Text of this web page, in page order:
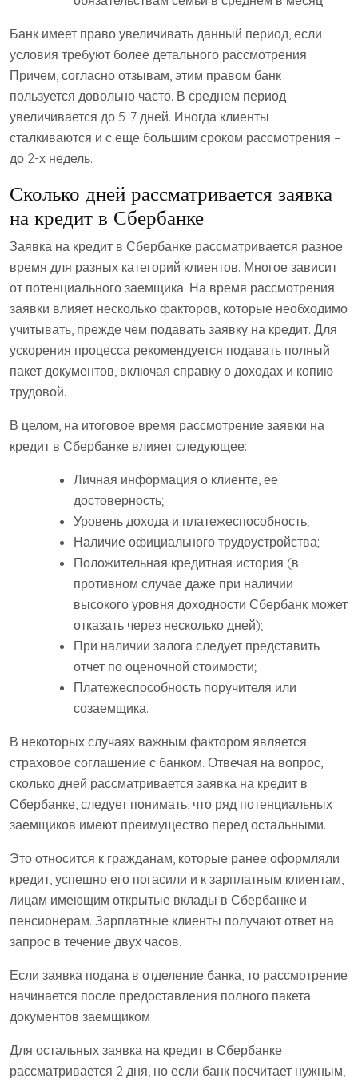
Банк имеет право увеличивать данный период, если
условия требуют более детального рассмотрения.
Причем, согласно отзывам, этим правом банк
пользуется довольно часто. В среднем период
увеличивается до 5-7 дней. Иногда клиенты
сталкиваются и с еще большим сроком рассмотрения –
до 2-х недель.
Сколько дней рассматривается заявка
на кредит в Сбербанке
Заявка на кредит в Сбербанке рассматривается разное
время для разных категорий клиентов. Многое зависит
от потенциального заемщика. На время рассмотрения
заявки влияет несколько факторов, которые необходимо
учитывать, прежде чем подавать заявку на кредит. Для
ускорения процесса рекомендуется подавать полный
пакет документов, включая справку о доходах и копию
трудовой.
В целом, на итоговое время рассмотрение заявки на
кредит в Сбербанке влияет следующее:
Личная информация о клиенте, ее
достоверность;
Уровень дохода и платежеспособность;
Наличие официального трудоустройства;
Положительная кредитная история (в
противном случае даже при наличии
высокого уровня доходности Сбербанк может
отказать через несколько дней);
При наличии залога следует представить
отчет по оценочной стоимости;
Платежеспособность поручителя или
созаемщика.
В некоторых случаях важным фактором является
страховое соглашение с банком. Отвечая на вопрос,
сколько дней рассматривается заявка на кредит в
Сбербанке, следует понимать, что ряд потенциальных
заемщиков имеют преимущество перед остальными.
Это относится к гражданам, которые ранее оформляли
кредит, успешно его погасили и к зарплатным клиентам,
лицам имеющим открытые вклады в Сбербанке и
пенсионерам. Зарплатные клиенты получают ответ на
запрос в течение двух часов.
Если заявка подана в отделение банка, то рассмотрение
начинается после предоставления полного пакета
документов заемщиком
Для остальных заявка на кредит в Сбербанке
рассматривается 2 дня, но если банк посчитает нужным,